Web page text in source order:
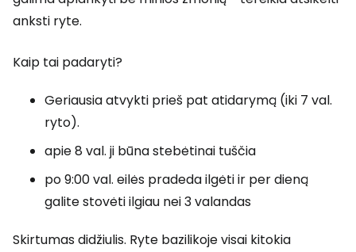
anksti ryte.
Kaip tai padaryti?
Geriausia atvykti prieš pat atidarymą (iki 7 val.
ryto).
apie 8 val. ji būna stebėtinai tuščia
po 9:00 val. eilės pradeda ilgėti ir per dieną
galite stovėti ilgiau nei 3 valandas
Skirtumas didžiulis. Ryte bazilikoje visai kitokia